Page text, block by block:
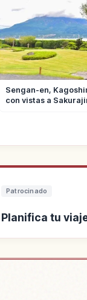
Sengan-en,
con vistas a
Patrocinado
Planifica tu